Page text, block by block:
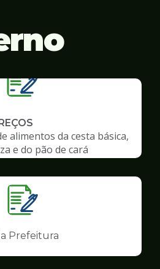
alimentos da cesta básica,
e do pão de cará
Ilustração
da
pagina
Governo
Prefeitura